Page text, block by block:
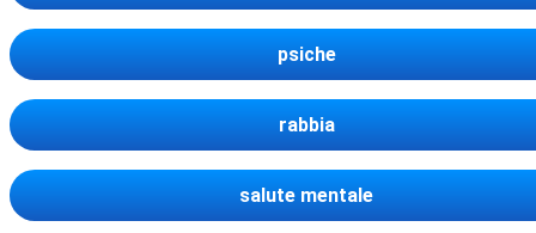
psiche
rabbia
salute mentale